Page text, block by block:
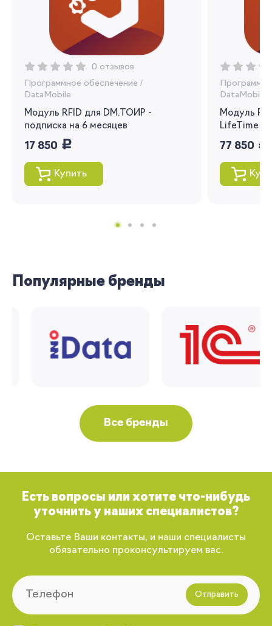
0 отзывов
Программное обеспечение /
DataMobile
Модуль RFID для DM.ТОИР -
подписка на 6 месяцев
17 850 руб.
Купить
DataMobile
Модуль
LifeTime
77 850 руб.
Популярные бренды
Все бренды
Есть вопросы или хотите что-нибудь
уточнить у наших специалистов?
Оставьте Ваши контакты, и наши специалисты
обязательно проконсультируем вас.
Отправить
Я согласен на обработку моих
Запомнить меня
Забыли свой пароль?
Вы сможете отслеживать статус своих
заказов и получать индивидуальные